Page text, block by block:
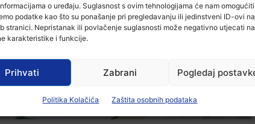
o uređaju. Suglasnost s ovim tehnologijama će nam
podatke kao što su ponašanje pri pregledavanju ili jedinstveni ID-ovi na
stranici. Nepristanak ili povlačenje suglasnosti može negativno utjecati na
karakteristike i funkcije.
Prihvati Zabrani Pogledaj
Politika Kolačića Zaštita osobnih podataka